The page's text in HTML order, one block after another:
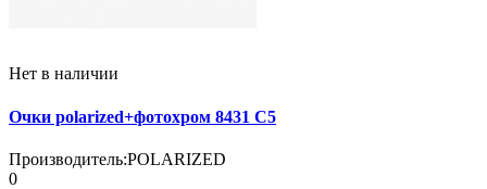
Нет в наличии
Очки polarized+фотохром 8431 C5
Производитель:POLARIZED
0